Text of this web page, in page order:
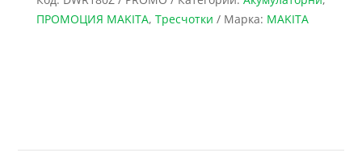
ПРОМОЦИЯ MAKITA, Тресчотки Марка: MAKITA